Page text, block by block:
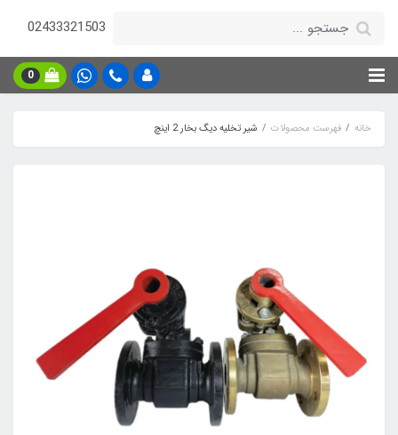
02433321503
0
خانه فهرست محصولات شیر تخلیه دیگ بخار 2 اینچ